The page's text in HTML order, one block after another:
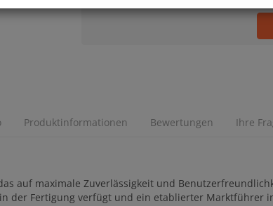
Produktinformationen Bewertungen Ihre
auf maximale Zuverlässigkeit und
der Fertigung verfügt und ein etablierter Marktführer